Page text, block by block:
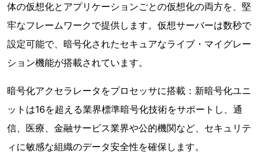
体の仮想化とアプリケーションごとの仮想化の両方を、堅
牢なフレームワークで提供します。仮想サーバーは数秒で
設定可能で、暗号化されたセキュアなライブ・マイグレー
ション機能が搭載されています。
暗号化アクセラレータをプロセッサに搭載：新暗号化ユニ
ットは16を超える業界標準暗号化技術をサポートし、通
信、医療、金融サービス業界や公的機関など、セキュリテ
ィに敏感な組織のデータ安全性を確保します。